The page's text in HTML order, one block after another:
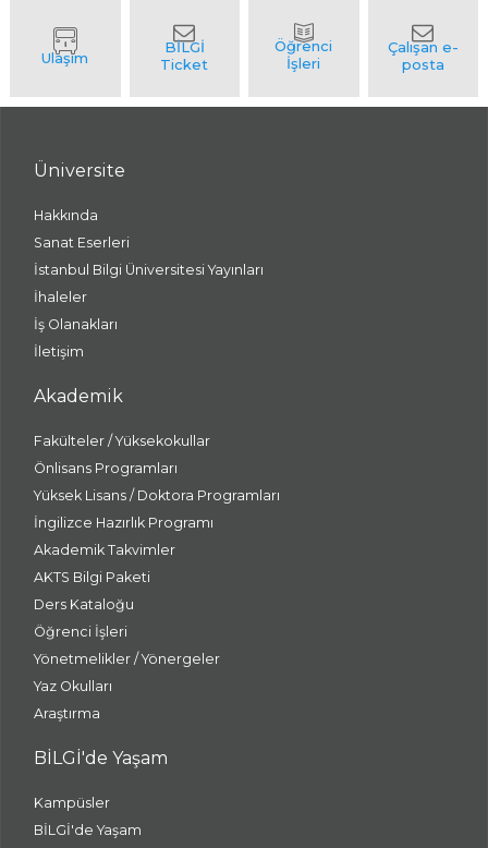
Üniversite
Hakkında
Sanat Eserleri
İstanbul Bilgi Üniversitesi Yayınları
İhaleler
İş Olanakları
İletişim
Akademik
Fakülteler / Yüksekokullar
Önlisans Programları
Yüksek Lisans / Doktora Programları
İngilizce Hazırlık Programı
Akademik Takvimler
AKTS Bilgi Paketi
Ders Kataloğu
Öğrenci İşleri
Yönetmelikler / Yönergeler
Yaz Okulları
Araştırma
BİLGİ'de Yaşam
Kampüsler
BİLGİ'de Yaşam